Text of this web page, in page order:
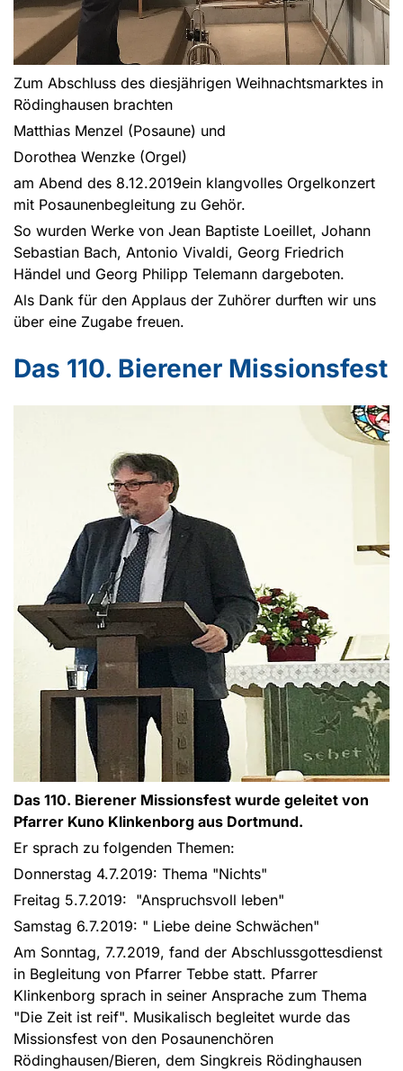
Zum Abschluss des diesjährigen Weihnachtsmarktes in
Rödinghausen brachten
Matthias Menzel (Posaune) und
Dorothea Wenzke (Orgel)
am Abend des 8.12.2019ein klangvolles Orgelkonzert
mit Posaunenbegleitung zu Gehör.
So wurden Werke von Jean Baptiste Loeillet, Johann
Sebastian Bach, Antonio Vivaldi, Georg Friedrich
Händel und Georg Philipp Telemann dargeboten.
Als Dank für den Applaus der Zuhörer durften wir uns
über eine Zugabe freuen.
Das 110. Bierener Missionsfest
Das 110. Bierener Missionsfest wurde geleitet von
Pfarrer Kuno Klinkenborg aus Dortmund.
Er sprach zu folgenden Themen:
Donnerstag 4.7.2019: Thema "Nichts"
Freitag 5.7.2019: "Anspruchsvoll leben"
Samstag 6.7.2019: " Liebe deine Schwächen"
Am Sonntag, 7.7.2019, fand der Abschlussgottesdienst
in Begleitung von Pfarrer Tebbe statt. Pfarrer
Klinkenborg sprach in seiner Ansprache zum Thema
"Die Zeit ist reif". Musikalisch begleitet wurde das
Missionsfest von den Posaunenchören
Rödinghausen/Bieren, dem Singkreis Rödinghausen